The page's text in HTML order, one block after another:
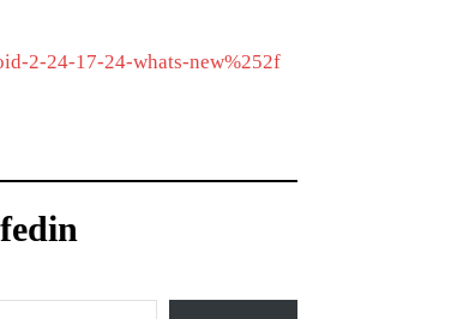
2-24-17-24-whats-new%252f